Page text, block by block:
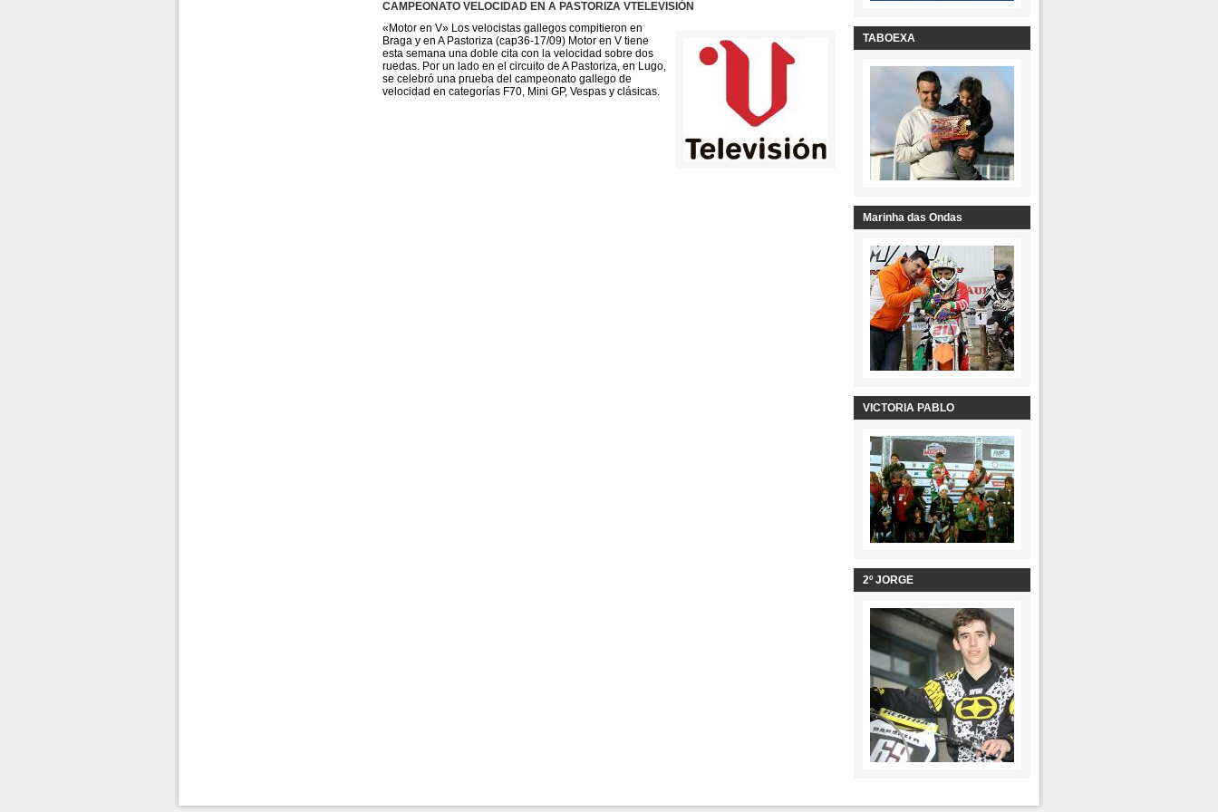
Supercross 2011
Temporada 2010
FOTOS MUNDIAL
CAMPEONATO VELOCIDAD EN A PASTORIZA VTELEVISIÓN
«Motor en V» Los velocistas gallegos compitieron en
Braga y en A Pastoriza (cap36-17/09) Motor en V tiene
esta semana una doble cita con la velocidad sobre dos
ruedas. Por un lado en el circuito de A Pastoriza, en Lugo,
se celebró una prueba del campeonato gallego de
velocidad en categorías F70, Mini GP, Vespas y clásicas.
TABOEXA
Marinha das Ondas
VICTORIA PABLO
2º JORGE